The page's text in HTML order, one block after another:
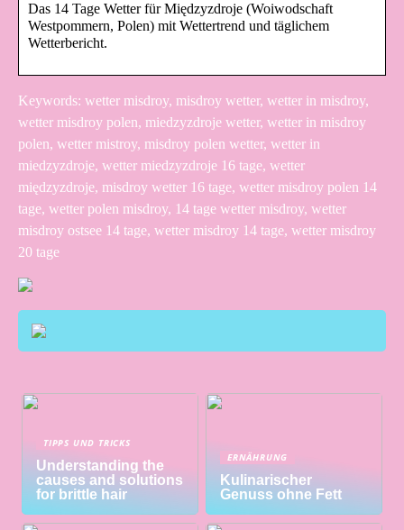
Das 14 Tage Wetter für Międzyzdroje (Woiwodschaft
Westpommern, Polen) mit Wettertrend und täglichem
Wetterbericht.
Keywords: wetter misdroy, misdroy wetter, wetter in misdroy,
wetter misdroy polen, miedzyzdroje wetter, wetter in misdroy
polen, wetter mistroy, misdroy polen wetter, wetter in
miedzyzdroje, wetter miedzyzdroje 16 tage, wetter
międzyzdroje, misdroy wetter 16 tage, wetter misdroy polen 14
tage, wetter polen misdroy, 14 tage wetter misdroy, wetter
misdroy ostsee 14 tage, wetter misdroy 14 tage, wetter misdroy
20 tage
TIPPS UND TRICKS
Understanding the
causes and solutions
for brittle hair
ERNÄHRUNG
Kulinarischer
Genuss ohne Fett